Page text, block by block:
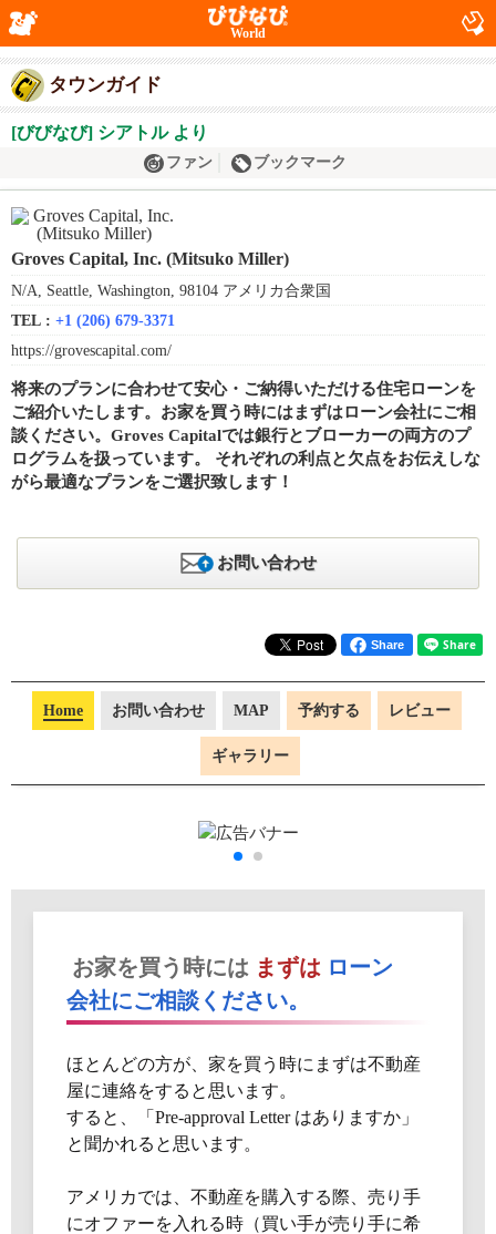
World
タウンガイド
[びびなび] シアトル より
ファン ブックマーク
Groves Capital, Inc. (Mitsuko Miller)
N/A, Seattle, Washington, 98104 アメリカ合衆国
TEL : +1 (206) 679-3371
https://grovescapital.com/
将来のプランに合わせて安心・ご納得いただける住宅ローンを
ご紹介いたします。お家を買う時にはまずはローン会社にご相
談ください。Groves Capitalでは銀行とブローカーの両方のプ
ログラムを扱っています。 それぞれの利点と欠点をお伝えしな
がら最適なプランをご選択致します！
お問い合わせ
Share
Home お問い合わせ MAP 予約する レビュー
ギャラリー
お家を買う時には まずは ローン
会社にご相談ください。
ほとんどの方が、家を買う時にまずは不動産
屋に連絡をすると思います。
すると、「Pre-approval Letter はありますか」
と聞かれると思います。
アメリカでは、不動産を購入する際、売り手
にオファーを入れる時（買い手が売り手に希